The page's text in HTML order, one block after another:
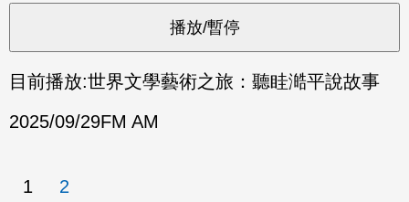
目前播放:世界文學藝術之旅：聽眭澔平說故事
2025/09/29FM AM
1 2